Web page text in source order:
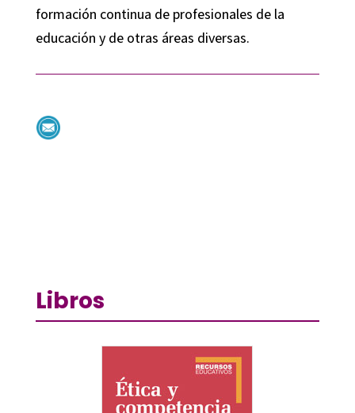
formación continua de profesionales de la
educación y de otras áreas diversas.
Libros